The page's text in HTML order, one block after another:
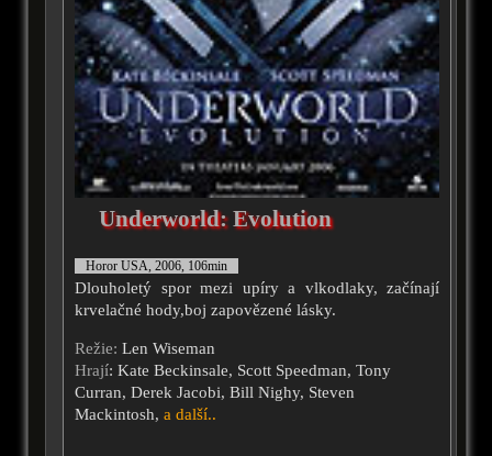
Underworld: Evolution
Horor USA, 2006, 106min
Dlouholetý spor mezi upíry a vlkodlaky, začínají
krvelačné hody,boj zapovězené lásky.
Režie: Len Wiseman
Hrají: Kate Beckinsale, Scott Speedman, Tony
Curran, Derek Jacobi, Bill Nighy, Steven
Mackintosh, a další..